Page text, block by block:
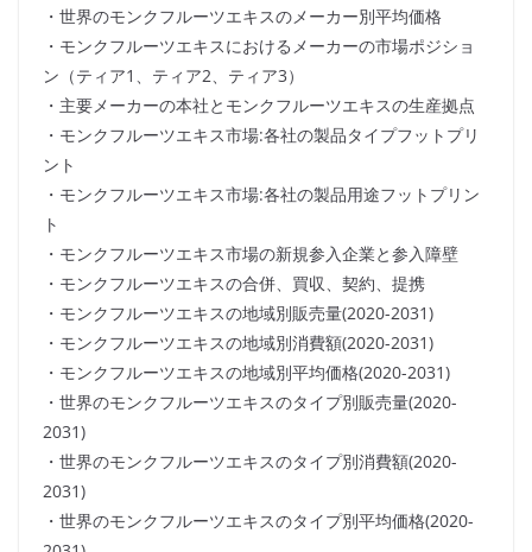
・世界のモンクフルーツエキスのメーカー別平均価格
・モンクフルーツエキスにおけるメーカーの市場ポジショ
ン（ティア1、ティア2、ティア3）
・主要メーカーの本社とモンクフルーツエキスの生産拠点
・モンクフルーツエキス市場:各社の製品タイプフットプリ
ント
・モンクフルーツエキス市場:各社の製品用途フットプリン
ト
・モンクフルーツエキス市場の新規参入企業と参入障壁
・モンクフルーツエキスの合併、買収、契約、提携
・モンクフルーツエキスの地域別販売量(2020-2031)
・モンクフルーツエキスの地域別消費額(2020-2031)
・モンクフルーツエキスの地域別平均価格(2020-2031)
・世界のモンクフルーツエキスのタイプ別販売量(2020-
2031)
・世界のモンクフルーツエキスのタイプ別消費額(2020-
2031)
・世界のモンクフルーツエキスのタイプ別平均価格(2020-